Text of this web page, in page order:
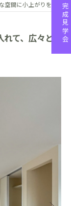
りを取り入れて、広々としたリビングを演...
て、広々と
完成見学会